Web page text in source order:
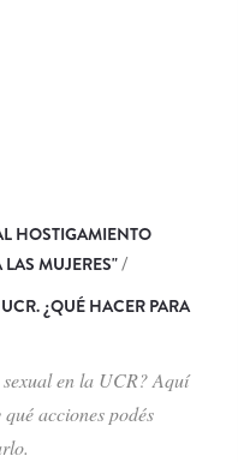
HOSTIGAMIENTO
MUJERES" /
¿QUÉ HACER PARA
en la UCR? Aquí
acciones podés